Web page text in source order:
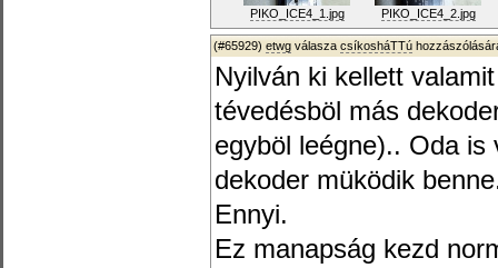
PIKO_ICE4_1.jpg PIKO_ICE4_2.jpg
(#65929) etwg válasza csíkosháTTú
Nyilván ki kellett
tévedésböl más
egyböl leégne).. Oda
dekoder müködik
Ennyi.
Ez manapság kezd